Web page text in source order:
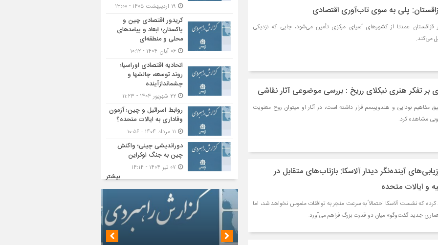
پلی به سوی تاب‌آوری اقتصادی
قزاقستان عمدتا از کشورهای آسیای مرکزی تأمین می‌شود، جایی که نزدیکی
می‌کند.
بر تفکر هنری نیکلای رریخ : بررسی موضوعی آثار نقاشی
مفاهیم بودایی و هندوییسم قرار داشته است، در آثار او میتوان روح معنویت
مشاهده کرد.
آینده‌نگر دیدار آلاسکا: بازتاب‌های متقابل در
و ایالات متحده
کرده که نشست آلاسکا احتمالاً به سرعت منجر به توافقات ملموس نخواهد شد، اما
جدید گفت‌وگو» میان دو قدرت بزرگ فراهم می‌آورد.
کریدور اقتصادی چین و
پاکستان؛ ابعاد و پیامدهای
محلی و منطقه‌ای
اتحادیه اقتصادی اوراسیا؛
روند توسعه، چالشها و
چشماندازآینده
روابط اسرائیل و چین؛ آزمون
وفاداری به ایالات متحده؟
دوراندیشی چینی؛ واکنش
چین به جنگ اوکراین
بیشتر